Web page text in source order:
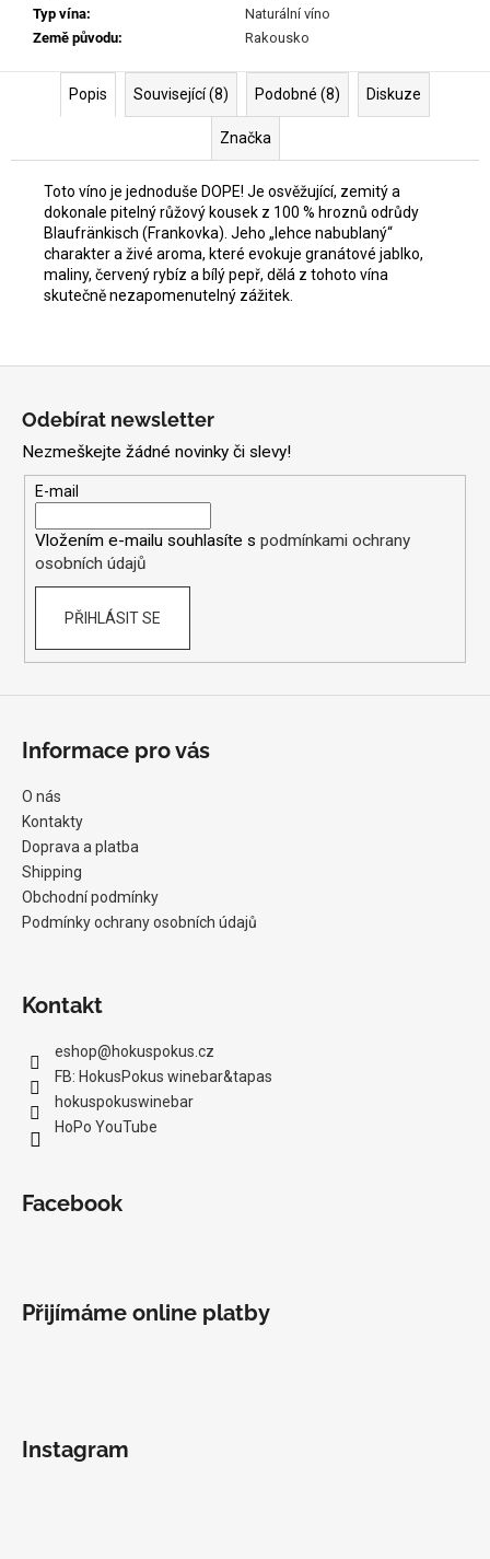
Typ vína:
Naturální víno
Země původu: Rakousko
Popis Související (8) Podobné (8) Diskuze
Značka
Toto víno je jednoduše DOPE! Je osvěžující, zemitý a
dokonale pitelný růžový kousek z 100 % hroznů odrůdy
Blaufränkisch (Frankovka). Jeho „lehce nabublaný“
charakter a živé aroma, které evokuje granátové jablko,
maliny, červený rybíz a bílý pepř, dělá z tohoto vína
skutečně nezapomenutelný zážitek.
699
Kč
Odebírat newsletter
Nezmeškejte žádné novinky či slevy!
E-mail
Vložením e-mailu souhlasíte s podmínkami ochrany
osobních údajů
PŘIHLÁSIT SE
Informace pro vás
O nás
Kontakty
Doprava a platba
Shipping
Obchodní podmínky
Podmínky ochrany osobních údajů
Kontakt
eshop@hokuspokus.cz
FB: HokusPokus winebar&tapas
hokuspokuswinebar
HoPo YouTube
Facebook
Přijímáme online platby
Instagram